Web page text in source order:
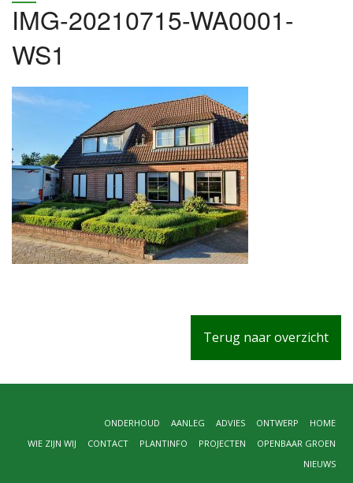
IMG-20210715-WA0001-
WS1
Terug naar overzicht
HOME
ONTWERP
ADVIES
AANLEG
ONDERHOUD
OPENBAAR GROEN
PROJECTEN
PLANTINFO
CONTACT
WIE ZIJN WIJ
NIEUWS